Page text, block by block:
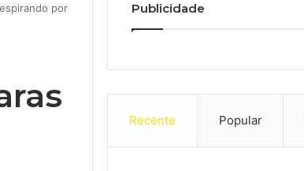
por
Publicidade
Recente Popular